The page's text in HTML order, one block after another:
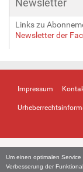
Um einen optimalen
Verbesserung der
Newsletter
Links zu
Newsletter der
Impressum